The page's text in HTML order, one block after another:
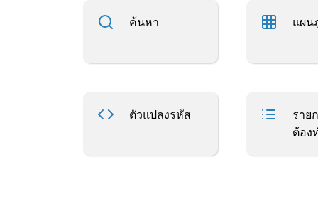
ค้นหา แผน
ตัวแปลงรหัส
ราย
ต้อง